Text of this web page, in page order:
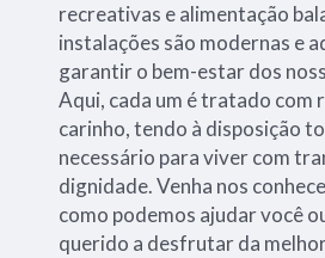
recreativas e alimentação
instalações são modernas e
garantir o bem-estar dos
Aqui, cada um é tratado com
carinho, tendo à disposição
necessário para viver com
dignidade. Venha nos
como podemos ajudar você
querido a desfrutar da